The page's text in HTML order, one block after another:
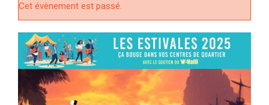
Cet évènement est passé.